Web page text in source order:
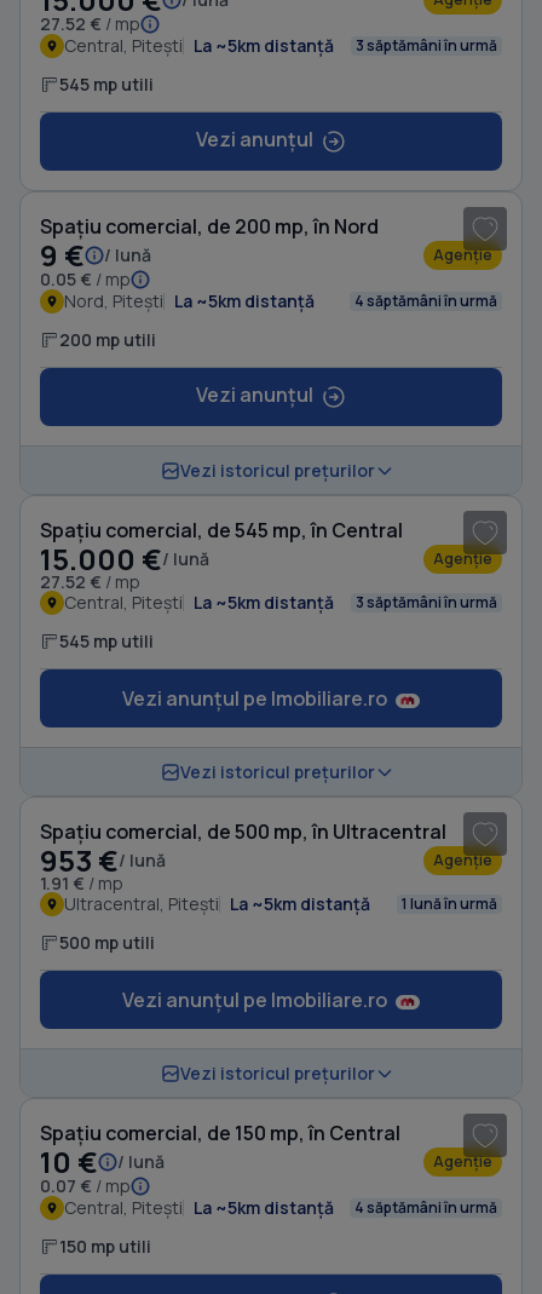
27.52 € / mp
Central, Pitești La ~5km distanță 3 săptămâni în urmă
545 mp utili
Vezi anunțul
Spațiu comercial, de 200 mp, în Nord
9 €
/ lună
0.05 € / mp
Agenție
Nord, Pitești La ~5km distanță 4 săptămâni în urmă
200 mp utili
Vezi anunțul
Vezi istoricul prețurilor
Spațiu comercial, de 545 mp, în Central
15.000 €/ lună
27.52 € / mp
Agenție
Central, Pitești La ~5km distanță 3 săptămâni în urmă
545 mp utili
Vezi anunțul pe Imobiliare.ro
Vezi istoricul prețurilor
Spațiu comercial, de 500 mp, în Ultracentral
953 €/ lună
1.91 € / mp
Agenție
Ultracentral, Pitești La ~5km distanță 1 lună în urmă
500 mp utili
Vezi anunțul pe Imobiliare.ro
Vezi istoricul prețurilor
Spațiu comercial, de 150 mp, în Central
10 €
/ lună
0.07 € / mp
Agenție
Central, Pitești La ~5km distanță 4 săptămâni în urmă
150 mp utili